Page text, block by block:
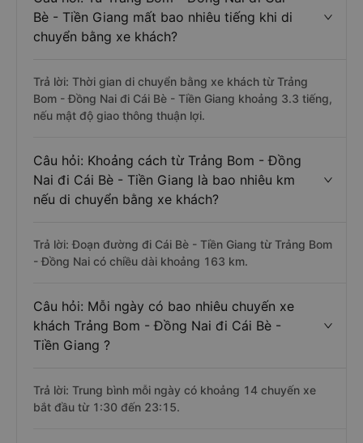
Bè - Tiền Giang mất bao nhiêu tiếng khi di
chuyển bằng xe khách?
Trả lời: Thời gian di chuyển bằng xe khách từ Trảng
Bom - Đồng Nai đi Cái Bè - Tiền Giang khoảng 3.3 tiếng,
nếu mật độ giao thông thuận lợi.
Câu hỏi: Khoảng cách từ Trảng Bom - Đồng
Nai đi Cái Bè - Tiền Giang là bao nhiêu km
nếu di chuyển bằng xe khách?
Trả lời: Đoạn đường đi Cái Bè - Tiền Giang từ Trảng Bom
- Đồng Nai có chiều dài khoảng 163 km.
Câu hỏi: Mỗi ngày có bao nhiêu chuyến xe
khách Trảng Bom - Đồng Nai đi Cái Bè -
Tiền Giang ?
Trả lời: Trung bình mỗi ngày có khoảng 14 chuyến xe
bắt đầu từ 1:30 đến 23:15.